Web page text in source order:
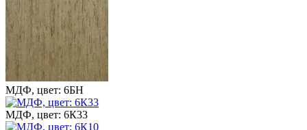
МДФ, цвет: 6БН
МДФ, цвет: 6К33